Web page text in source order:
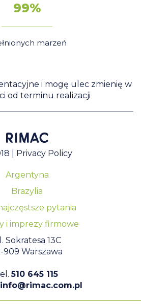
99%
marzeń
i mogę ulec zmienię w
od terminu realizacji
| Privacy Policy
Argentyna
Brazylia
pytania
i imprezy firmowe
Sokratesa 13C
909 Warszawa
510 645 115
info@rimac.com.pl